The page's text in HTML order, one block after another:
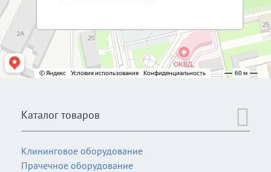
Каталог товаров
Клининговое оборудование
Прачечное оборудование